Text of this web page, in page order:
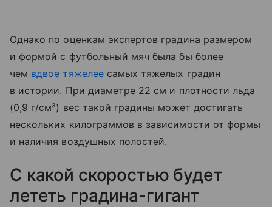
Однако по оценкам экспертов градина размером
и формой с футбольный мяч была бы более
чем вдвое тяжелеесамых тяжелых градин
в истории. При диаметре 22 см и плотности льда
(0,9 г/см³) вес такой градины может достигать
нескольких килограммов в зависимости от формы
и наличия воздушных полостей.
С какой скоростью будет
лететь градина-гигант